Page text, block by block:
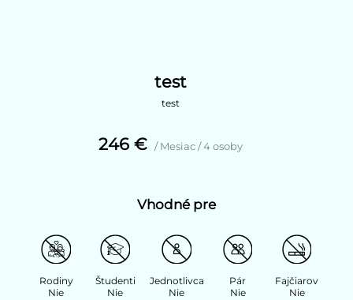
test
test
246 € / Mesiac / 4 osoby
Vhodné pre
Rodiny
Nie
Študenti
Nie
Jednotlivca
Nie
Pár
Nie
Fajčiarov
Nie